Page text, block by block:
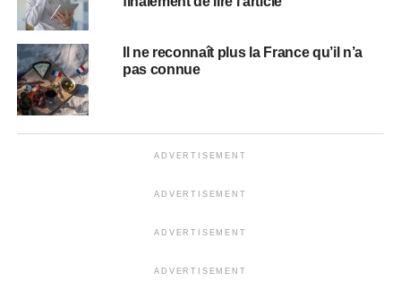
Il ne reconnaît plus la France qu’il n’a
pas connue
ADVERTISEMENT
ADVERTISEMENT
ADVERTISEMENT
ADVERTISEMENT